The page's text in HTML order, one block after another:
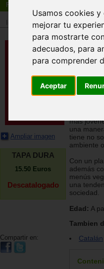
Usamos cookies
mejorar tu
para mostrarte
adecuados, para
para comprender
Aceptar
Registro
Tienda>Libros >
Ampliar imagen
TAPA DURA
15.50 Euros
Descatalogado
Compartir en:
¿Qué
Charlotte
Esta guía
más
una
tiene no
ambiente
Con un
además
menús
una
sociedad.
Edad: A
Tambien
Catalán